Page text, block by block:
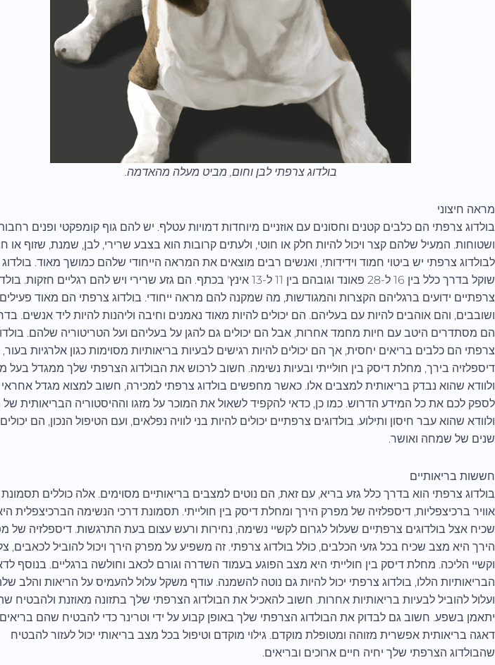
בולדוג צרפתי לבן וחום, מביט מעלה מהאדמה.
מראה חיצוני
בולדוג צרפתי הם כלבים קטנים וחסונים עם אוזניים מיוחדות דמויות עטלף. יש להם גוף קומפקטי ופנים
ושטוחות. המעיל שלהם קצר ויכול להיות חלק או חוטי, ולעתים קרובות הוא בצבע שרירי, לבן, שמנת, שזוף או
לבולדוג צרפתי יש ביטוי חמוד וידידותי, ואנשים רבים מוצאים את המראה הייחודי שלהם כמושך מאוד.
שוקל בדרך כלל בין 16 ל-28 פאונד וגובהם בין 11 ל-13 אינץ' בכתף. הם גזע שרירי ויש להם רגליים חזקות.
צרפתיים ידועים ברגליהם הקצרות והמגודשות, מה שמקנה להם מראה ייחודי. בולדוג צרפתי הם מאוד פעילים
ושובבים, והם אוהבים להיות עם בעליהם. הם יכולים להיות מאוד נאמנים וחיבה וליהנות להיות ליד אנשים.
הם מסתדרים היטב עם חיות מחמד אחרות, אבל הם יכולים גם להגן על בעליהם ועל הטריטוריה שלהם.
צרפתי הם כלבים בריאים יחסית, אך הם יכולים להיות רגישים לבעיות בריאותיות מסוימות כגון אלרגיות בעור,
דיספלזיה בירך, מחלת דיסק בין חולייתי ובעיות נשימה. חשוב לרכוש את הבולדוג הצרפתי שלך ממגדל בעל
ולוודא שהוא נבדק בריאותית למצבים אלו. כאשר מחפשים בולדוג צרפתי למכירה, חשוב למצוא מגדל אחראי
לספק לכם את כל המידע הדרוש. כמו כן, כדאי להקפיד לשאול את המוכר על מזגו וההיסטוריה הבריאותית של
ולוודא שהוא עבר חיסון ותילוע. בולדוגים צרפתיים יכולים להיות בני לוויה נפלאים, ועם הטיפול הנכון, הם
שנים של שמחה ואושר.
חששות בריאותיים
בולדוג צרפתי הוא בדרך כלל גזע בריא, עם זאת, הם נוטים למצבים בריאותיים מסוימים. אלה כוללים תסמונת
אוויר ברכיצפליות, דיספלזיה של מפרק הירך ומחלת דיסק בין חולייתי. תסמונת דרכי הנשימה הברכיצפלית
שכיח אצל בולדוגים צרפתיים שעלול לגרום לקשיי נשימה, נחירות ורעש עצום בעת התרגשות. דיספלזיה של
הירך היא מצב שכיח בכל גזעי הכלבים, כולל בולדוג צרפתי. זה משפיע על מפרק הירך ויכול להוביל לכאבים,
וקשיי הליכה. מחלת דיסק בין חולייתי היא מצב הפוגע בעמוד השדרה וגורם לכאב וחולשה ברגליים. בנוסף
הבריאותיות הללו, בולדוג צרפתי יכול להיות גם נוטה להשמנה. עודף משקל עלול להעמיס על הריאות והלב
ועלול להוביל לבעיות בריאותיות אחרות. חשוב להאכיל את הבולדוג הצרפתי שלך בתזונה מאוזנת ולהבטיח
יתאמן בשפע. חשוב גם לבדוק את הבולדוג הצרפתי שלך באופן קבוע על ידי וטרינר כדי להבטיח שהם
דאגה בריאותית אפשרית מזוהה ומטופלת מוקדם. גילוי מוקדם וטיפול בכל מצב בריאותי יכול לעזור להבטיח
שהבולדוג הצרפתי שלך יחיה חיים ארוכים ובריאים.